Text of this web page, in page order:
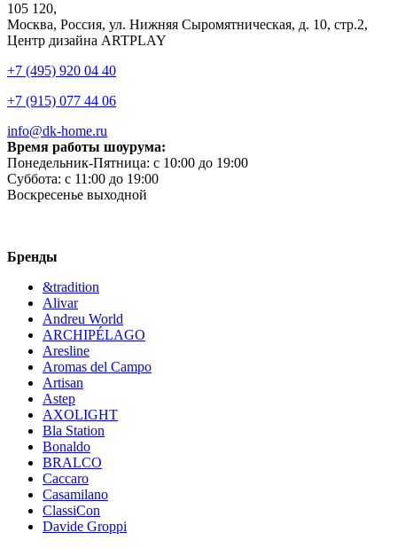
105 120,
Москва, Россия, ул. Нижняя Сыромятническая, д. 10, стр.2,
Центр дизайна ARTPLAY
+7 (495) 920 04 40
+7 (915) 077 44 06
info@dk-home.ru
Время работы шоурума:
Понедельник-Пятница: c 10:00 до 19:00
Суббота: c 11:00 до 19:00
Воскресенье выходной
Бренды
&tradition
Alivar
Andreu World
ARCHIPÉLAGO
Aresline
Aromas del Campo
Artisan
Astep
AXOLIGHT
Bla Station
Bonaldo
BRALCO
Caccaro
Casamilano
ClassiCon
Davide Groppi